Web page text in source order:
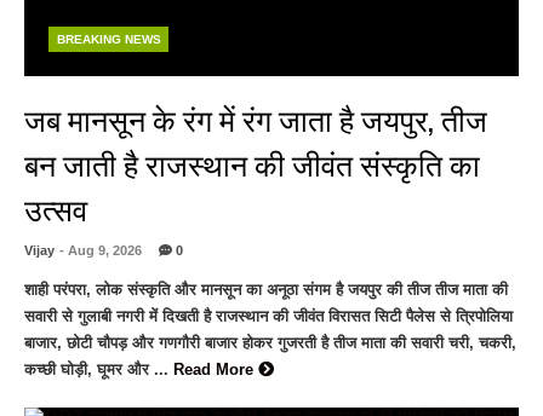
BREAKING NEWS
जब मानसून के रंग में रंग जाता है जयपुर, तीज
बन जाती है राजस्थान की जीवंत संस्कृति का
उत्सव
Vijay - Aug 9, 2026 0
शाही परंपरा, लोक संस्कृति और मानसून का अनूठा संगम है जयपुर की तीज तीज माता की
सवारी से गुलाबी नगरी में दिखती है राजस्थान की जीवंत विरासत सिटी पैलेस से त्रिपोलिया
बाजार, छोटी चौपड़ और गणगौरी बाजार होकर गुजरती है तीज माता की सवारी चरी, चकरी,
कच्छी घोड़ी, घूमर और ... Read More